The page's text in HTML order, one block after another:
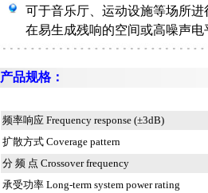
可于音乐厅、运动设施等场所
在易生成残响的空间或高噪声
产品规格：
频率响应 Frequency response (±3dB)
扩散方式 Coverage pattern
分 频 点 Crossover frequency
承受功率 Long-term system power rating